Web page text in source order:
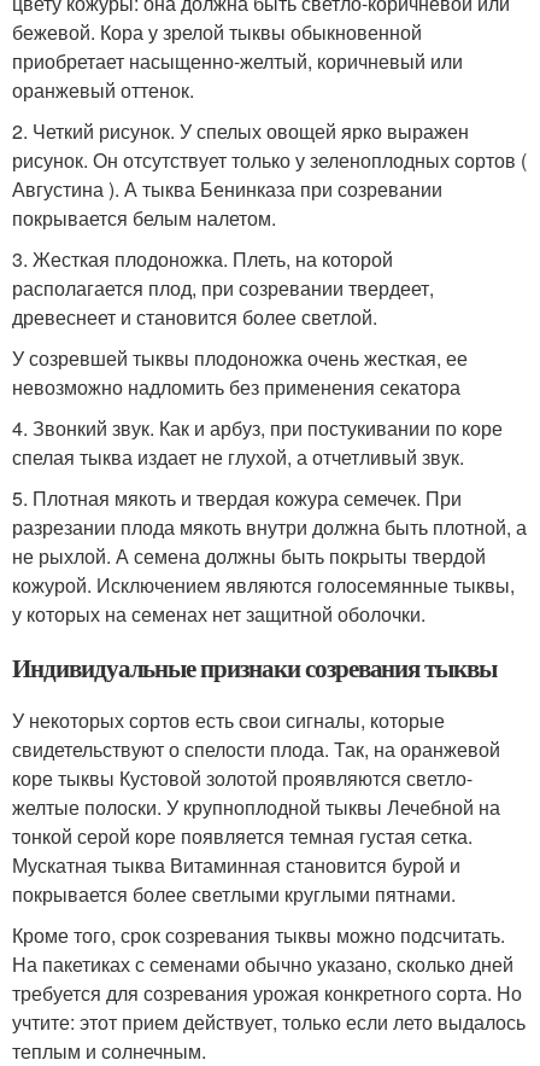
бежевой. Кора у зрелой тыквы обыкновенной
приобретает насыщенно-желтый, коричневый или
оранжевый оттенок.
2. Четкий рисунок. У спелых овощей ярко выражен
рисунок. Он отсутствует только у зеленоплодных сортов (
Августина ). А тыква Бенинказа при созревании
покрывается белым налетом.
3. Жесткая плодоножка. Плеть, на которой
располагается плод, при созревании твердеет,
древеснеет и становится более светлой.
У созревшей тыквы плодоножка очень жесткая, ее
невозможно надломить без применения секатора
4. Звонкий звук. Как и арбуз, при постукивании по коре
спелая тыква издает не глухой, а отчетливый звук.
5. Плотная мякоть и твердая кожура семечек. При
разрезании плода мякоть внутри должна быть плотной, а
не рыхлой. А семена должны быть покрыты твердой
кожурой. Исключением являются голосемянные тыквы,
у которых на семенах нет защитной оболочки.
Индивидуальные признаки созревания тыквы
У некоторых сортов есть свои сигналы, которые
свидетельствуют о спелости плода. Так, на оранжевой
коре тыквы Кустовой золотой проявляются светло-
желтые полоски. У крупноплодной тыквы Лечебной на
тонкой серой коре появляется темная густая сетка.
Мускатная тыква Витаминная становится бурой и
покрывается более светлыми круглыми пятнами.
Кроме того, срок созревания тыквы можно подсчитать.
На пакетиках с семенами обычно указано, сколько дней
требуется для созревания урожая конкретного сорта. Но
учтите: этот прием действует, только если лето выдалось
теплым и солнечным.